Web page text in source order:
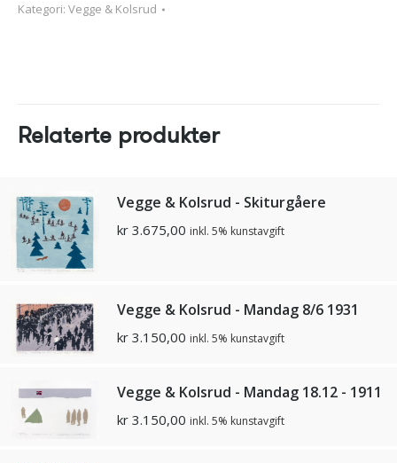
Kategori: Vegge & Kolsrud
Relaterte produkter
Vegge & Kolsrud - Skiturgåere
kr 3.675,00 inkl. 5% kunstavgift
Vegge & Kolsrud - Mandag 8/6 1931
kr 3.150,00 inkl. 5% kunstavgift
Vegge & Kolsrud - Mandag 18.12 - 1911
kr 3.150,00 inkl. 5% kunstavgift